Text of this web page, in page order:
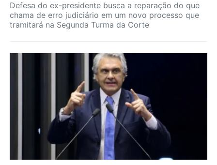
Defesa do ex-presidente busca a reparação do que
chama de erro judiciário em um novo processo que
tramitará na Segunda Turma da Corte